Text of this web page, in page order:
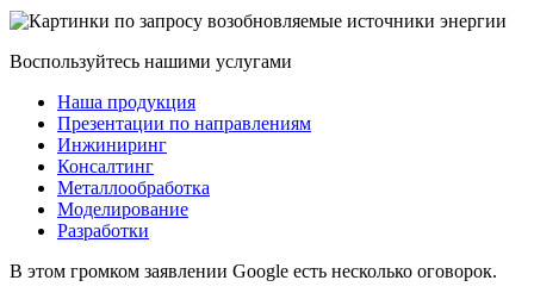
Воспользуйтесь нашими услугами
Наша продукция
Презентации по направлениям
Инжиниринг
Консалтинг
Металлообработка
Моделирование
Разработки
В этом громком заявлении Google есть несколько оговорок.